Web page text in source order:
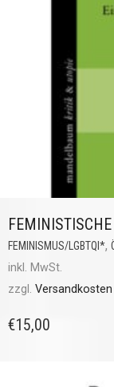
FEMINISMUS/LGBTQI*,
inkl. MwSt.
zzgl. Versandkosten
€15,00